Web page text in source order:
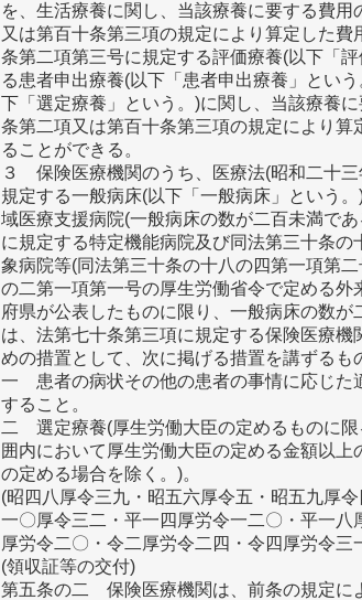
を、生活療養に関し、当該療養に要する費
又は第百十条第三項の規定により算定した
条第二項第三号に規定する評価療養(以下「
る患者申出療養(以下「患者申出療養」とい
下「選定療養」という。)に関し、当該療養
条第二項又は第百十条第三項の規定により
ることができる。
３ 保険医療機関のうち、医療法(昭和二十
規定する一般病床(以下「一般病床」という
域医療支援病院(一般病床の数が二百未満で
に規定する特定機能病院及び同法第三十条
象病院等(同法第三十条の十八の四第一項第
の二第一項第一号の厚生労働省令で定める
府県が公表したものに限り、一般病床の数
は、法第七十条第三項に規定する保険医療
めの措置として、次に掲げる措置を講ずるも
一 患者の病状その他の患者の事情に応じた
すること。
二 選定療養(厚生労働大臣の定めるものに
囲内において厚生労働大臣の定める金額以
の定める場合を除く。)。
(昭四八厚令三九・昭五六厚令五・昭五九厚
一〇厚令三二・平一四厚労令一二〇・平一
厚労令二〇・令二厚労令二四・令四厚労令三
(領収証等の交付)
第五条の二 保険医療機関は、前条の規定に